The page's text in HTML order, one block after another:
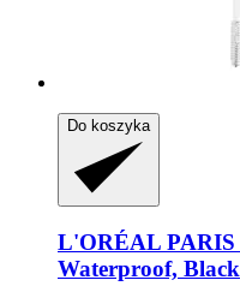
Do koszyka
L'ORÉAL PARIS
Waterproof, Black